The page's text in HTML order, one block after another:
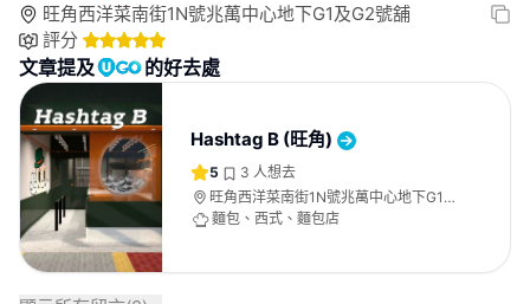
旺角西洋菜南街1N號兆萬中心地下G1及G2號舖
評分
文章提及 的好去處
Hashtag B (旺角)
5 3 人想去
旺角西洋菜南街1N號兆萬中心地下G1及
G2號舖
麵包、西式、麵包店